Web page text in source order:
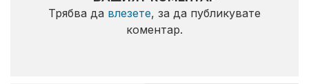
Трябва да влезете, за да публикувате
коментар.